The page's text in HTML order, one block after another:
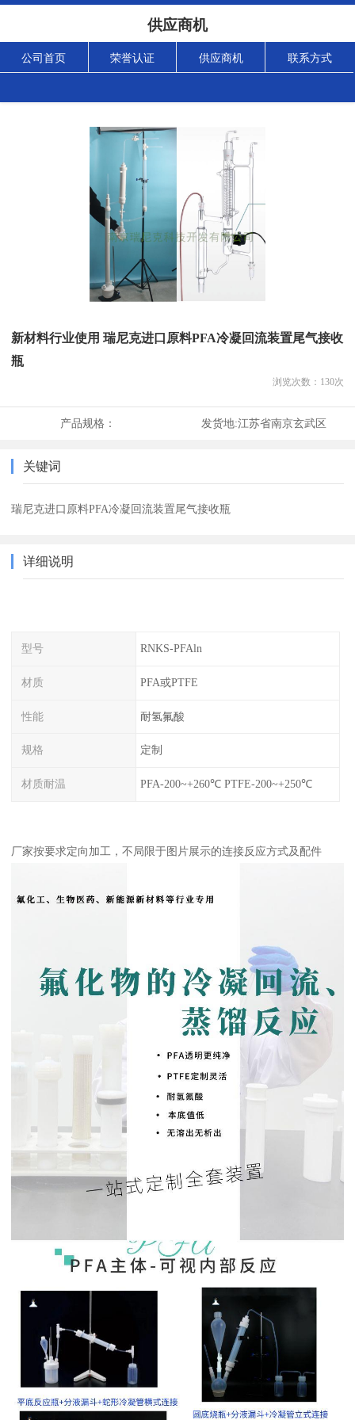
供应商机
公司首页 荣誉认证 供应商机 联系方式
新材料行业使用 瑞尼克进口原料PFA冷凝回流装置尾气接收
瓶
浏览次数： 130次
产品规格： 发货地:江苏省南京玄武区
关键词
瑞尼克进口原料PFA冷凝回流装置尾气接收瓶
详细说明
型号 RNKS-PFAln
材质 PFA或PTFE
性能 耐氢氟酸
规格 定制
材质耐温 PFA-200~+260℃ PTFE-200~+250℃
厂家按要求定向加工，不局限于图片展示的连接反应方式及配件